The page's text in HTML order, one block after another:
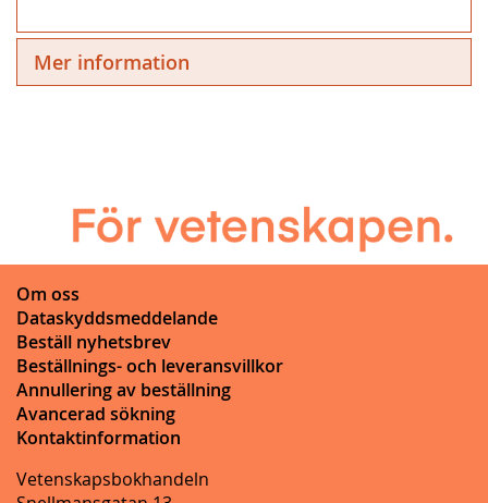
Mer information
Om oss
Dataskyddsmeddelande
Beställ nyhetsbrev
Beställnings- och leveransvillkor
Annullering av beställning
Avancerad sökning
Kontaktinformation
Vetenskapsbokhandeln